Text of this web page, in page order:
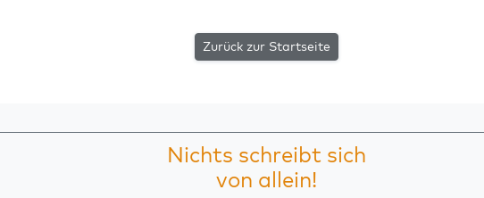
Zurück zur Startseite
Nichts schreibt sich
von allein!